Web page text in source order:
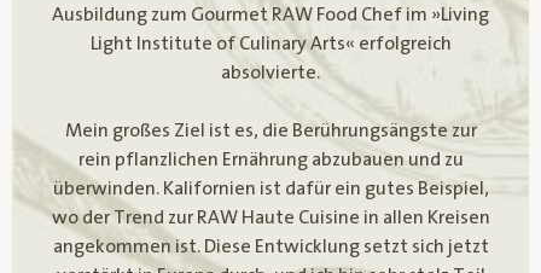
Ausbildung zum Gourmet RAW Food Chef im »Living
Light Institute of Culinary Arts« erfolgreich
absolvierte.
Mein großes Ziel ist es, die Berührungsängste zur
rein pflanzlichen Ernährung abzubauen und zu
überwinden. Kalifornien ist dafür ein gutes Beispiel,
wo der Trend zur RAW Haute Cuisine in allen Kreisen
angekommen ist. Diese Entwicklung setzt sich jetzt